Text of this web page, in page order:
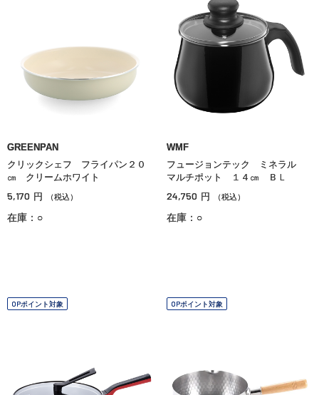
GREENPAN
クリックシェフ フライパン２０
㎝ クリームホワイト
5,170 円 （税込）
在庫：○
WMF
フュージョンテック ミネラル
マルチポット １４㎝ ＢＬ
24,750 円 （税込）
在庫：○
OPポイント対象 OPポイント対象